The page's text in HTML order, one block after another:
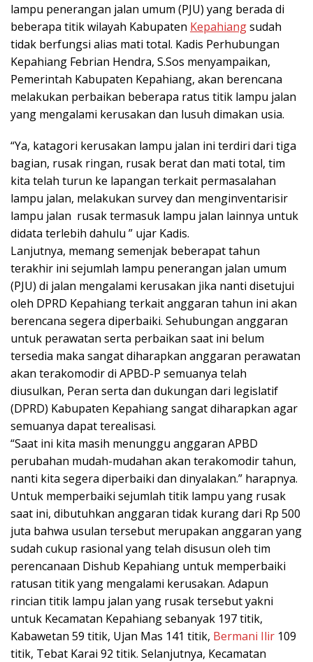
lampu penerangan jalan umum (PJU) yang berada di
beberapa titik wilayah Kabupaten Kepahiangsudah
tidak berfungsi alias mati total. Kadis Perhubungan
Kepahiang Febrian Hendra, S.Sos menyampaikan,
Pemerintah Kabupaten Kepahiang, akan berencana
melakukan perbaikan beberapa ratus titik lampu jalan
yang mengalami kerusakan dan lusuh dimakan usia.
“Ya, katagori kerusakan lampu jalan ini terdiri dari tiga
bagian, rusak ringan, rusak berat dan mati total, tim
kita telah turun ke lapangan terkait permasalahan
lampu jalan, melakukan survey dan menginventarisir
lampu jalan rusak termasuk lampu jalan lainnya untuk
didata terlebih dahulu ” ujar Kadis.
Lanjutnya, memang semenjak beberapat tahun
terakhir ini sejumlah lampu penerangan jalan umum
(PJU) di jalan mengalami kerusakan jika nanti disetujui
oleh DPRD Kepahiang terkait anggaran tahun ini akan
berencana segera diperbaiki. Sehubungan anggaran
untuk perawatan serta perbaikan saat ini belum
tersedia maka sangat diharapkan anggaran perawatan
akan terakomodir di APBD-P semuanya telah
diusulkan, Peran serta dan dukungan dari legislatif
(DPRD) Kabupaten Kepahiang sangat diharapkan agar
semuanya dapat terealisasi.
“Saat ini kita masih menunggu anggaran APBD
perubahan mudah-mudahan akan terakomodir tahun,
nanti kita segera diperbaiki dan dinyalakan.” harapnya.
Untuk memperbaiki sejumlah titik lampu yang rusak
saat ini, dibutuhkan anggaran tidak kurang dari Rp 500
juta bahwa usulan tersebut merupakan anggaran yang
sudah cukup rasional yang telah disusun oleh tim
perencanaan Dishub Kepahiang untuk memperbaiki
ratusan titik yang mengalami kerusakan. Adapun
rincian titik lampu jalan yang rusak tersebut yakni
untuk Kecamatan Kepahiang sebanyak 197 titik,
Kabawetan 59 titik, Ujan Mas 141 titik, Bermani Ilir 109
titik, Tebat Karai 92 titik. Selanjutnya, Kecamatan